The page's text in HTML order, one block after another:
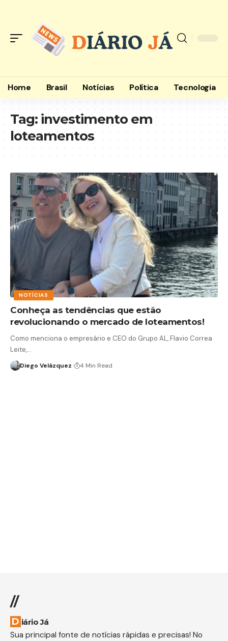
Home Brasil Notícias Política Tecnologia
Tag: investimento em
loteamentos
NOTÍCIAS
Conheça as tendências que estão
revolucionando o mercado de loteamentos!
Como menciona o empresário e CEO do Grupo AL, Flavio Correa
Leite,…
Diego Velázquez 4 Min Read
//
Diário Já
Sua principal fonte de notícias rápidas e precisas! No